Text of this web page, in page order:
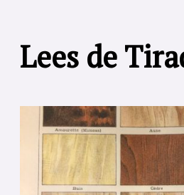
Lees de